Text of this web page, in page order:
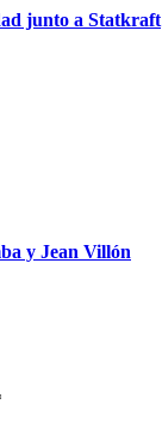
junto a Statkraft
y Jean Villón